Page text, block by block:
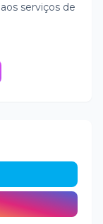
ocorrer
serviços de